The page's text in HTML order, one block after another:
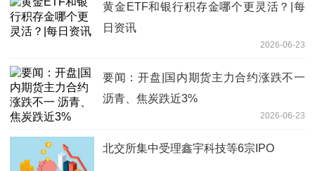
黄金ETF和银行积存金哪个更灵活？|每
日资讯
2026-06-23
要闻：开盘|国内期货主力合约涨跌不一
沥青、焦炭跌近3%
2026-06-23
北交所集中受理鑫宇科技等6宗IPO